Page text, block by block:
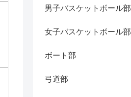
男子バスケットボール部
女子バスケットボール部
ボート部
弓道部